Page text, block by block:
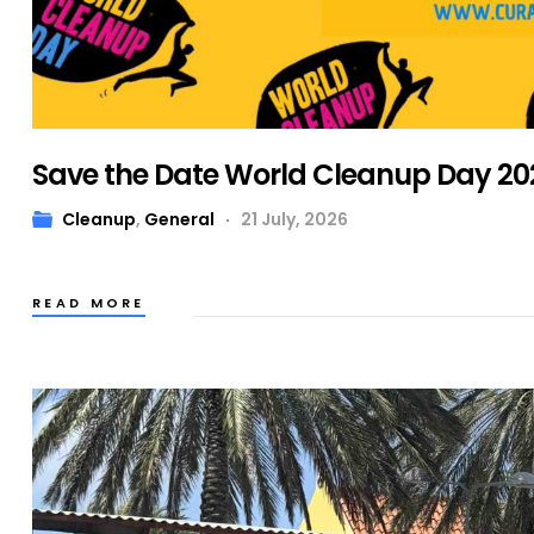
Save the Date World Cleanup Day
Cleanup, General 21 July, 2026
READ MORE